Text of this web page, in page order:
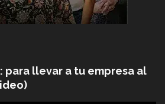
para llevar a tu empresa al